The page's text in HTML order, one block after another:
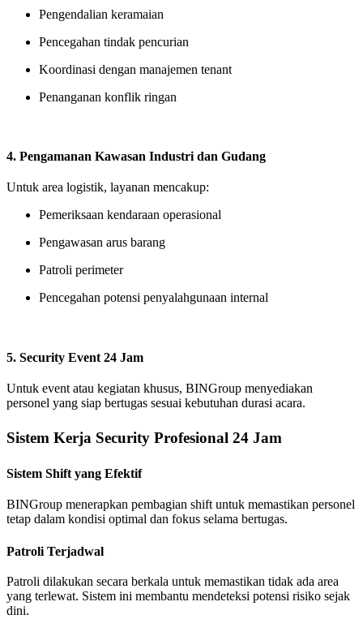
Pengendalian keramaian
Pencegahan tindak pencurian
Koordinasi dengan manajemen tenant
Penanganan konflik ringan
4. Pengamanan Kawasan Industri dan Gudang
Untuk area logistik, layanan mencakup:
Pemeriksaan kendaraan operasional
Pengawasan arus barang
Patroli perimeter
Pencegahan potensi penyalahgunaan internal
5. Security Event 24 Jam
Untuk event atau kegiatan khusus, BINGroup menyediakan
personel yang siap bertugas sesuai kebutuhan durasi acara.
Sistem Kerja Security Profesional 24 Jam
Sistem Shift yang Efektif
BINGroup menerapkan pembagian shift untuk memastikan personel
tetap dalam kondisi optimal dan fokus selama bertugas.
Patroli Terjadwal
Patroli dilakukan secara berkala untuk memastikan tidak ada area
yang terlewat. Sistem ini membantu mendeteksi potensi risiko sejak
dini.